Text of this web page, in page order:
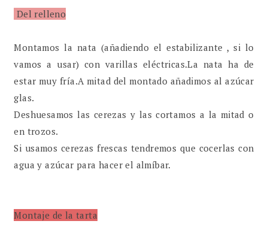
Del relleno
Montamos la nata (añadiendo el estabilizante , si lo
vamos a usar) con varillas eléctricas.La nata ha de
estar muy fría.A mitad del montado añadimos al azúcar
glas.
Deshuesamos las cerezas y las cortamos a la mitad o
en trozos.
Si usamos cerezas frescas tendremos que cocerlas con
agua y azúcar para hacer el almíbar.
Montaje de la tarta